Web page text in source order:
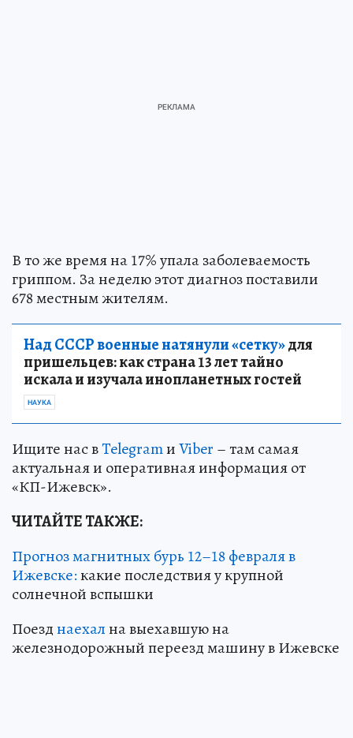
В то же время на 17% упала заболеваемость
гриппом. За неделю этот диагноз поставили
678 местным жителям.
Над СССР военные натянули «сетку»для
пришельцев: как страна 13 лет тайно
искала и изучала инопланетных гостей
НАУКА
Ищите нас вTelegramиViber – там самая
актуальная и оперативная информация от
«КП-Ижевск».
ЧИТАЙТЕ ТАКЖЕ:
Прогноз магнитных бурь 12–18 февраля в
Ижевске:какие последствия у крупной
солнечной вспышки
Поезднаехална выехавшую на
железнодорожный переезд машину в Ижевске